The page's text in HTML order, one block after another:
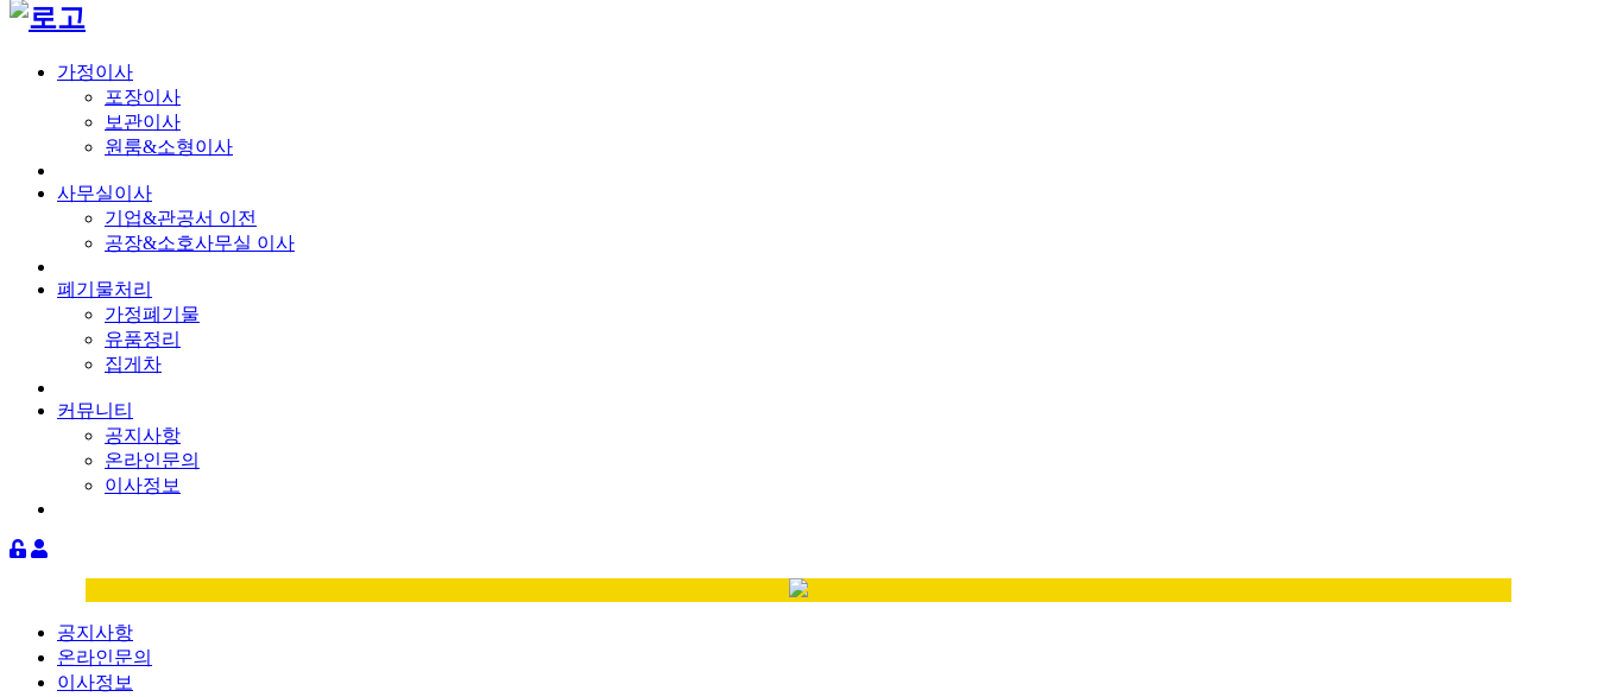
가정이사
포장이사
보관이사
원룸&소형이사
사무실이사
기업&관공서 이전
공장&소호사무실 이사
폐기물처리
가정폐기물
유품정리
집게차
커뮤니티
공지사항
온라인문의
이사정보
공지사항
온라인문의
이사정보